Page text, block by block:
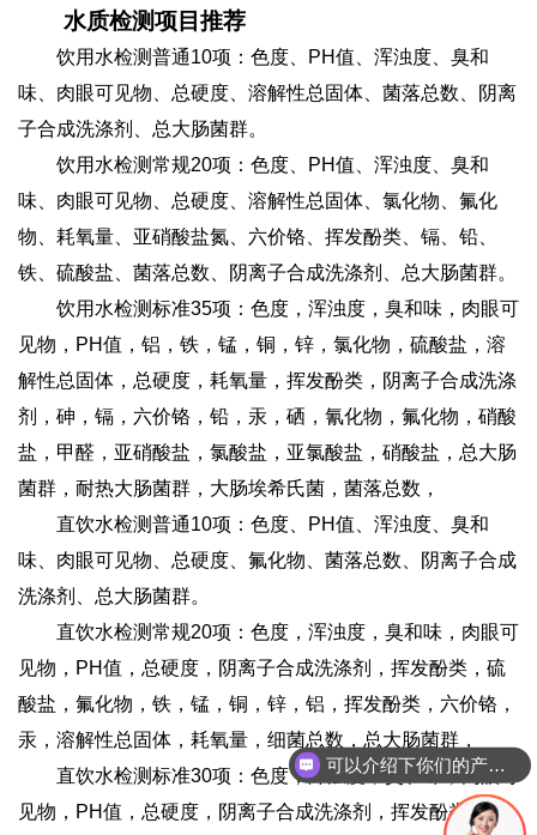
水质检测项目推荐
饮用水检测普通10项：色度、PH值、浑浊度、臭和
味、肉眼可见物、总硬度、溶解性总固体、菌落总数、阴离
子合成洗涤剂、总大肠菌群。
饮用水检测常规20项：色度、PH值、浑浊度、臭和
味、肉眼可见物、总硬度、溶解性总固体、氯化物、氟化
物、耗氧量、亚硝酸盐氮、六价铬、挥发酚类、镉、铅、
铁、硫酸盐、菌落总数、阴离子合成洗涤剂、总大肠菌群。
饮用水检测标准35项：色度，浑浊度，臭和味，肉眼可
见物，PH值，铝，铁，锰，铜，锌，氯化物，硫酸盐，溶
解性总固体，总硬度，耗氧量，挥发酚类，阴离子合成洗涤
剂，砷，镉，六价铬，铅，汞，硒，氰化物，氟化物，硝酸
盐，甲醛，亚硝酸盐，氯酸盐，亚氯酸盐，硝酸盐，总大肠
菌群，耐热大肠菌群，大肠埃希氏菌，菌落总数，
直饮水检测普通10项：色度、PH值、浑浊度、臭和
味、肉眼可见物、总硬度、氟化物、菌落总数、阴离子合成
洗涤剂、总大肠菌群。
直饮水检测常规20项：色度，浑浊度，臭和味，肉眼可
见物，PH值，总硬度，阴离子合成洗涤剂，挥发酚类，硫
酸盐，氟化物，铁，锰，铜，锌，铝，挥发酚类，六价铬，
汞，溶解性总固体，耗氧量，细菌总数，总大肠菌群，
直饮水检测标准30项：色度，浑浊度，臭和味，肉眼可
见物，PH值，总硬度，阴离子合成洗涤剂，挥发酚类，硫
可以介绍下你们的产品么